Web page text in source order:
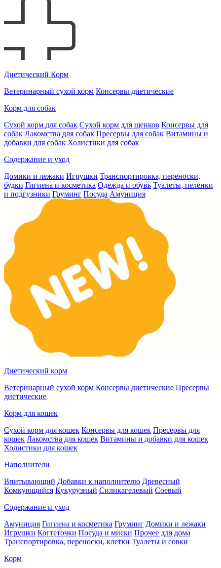
Диетический Корм
Ветеринарный сухой корм Консервы диетические
Корм для собак
Сухой корм для собак Сухой корм для щенков Консервы для
собак Лакомства для собак Пресервы для собак Витамины и
добавки для собак Холистики для собак
Содержание и уход
Домики и лежаки Игрушки Транспортировка, переноски,
будки Гигиена и косметика Одежда и обувь Туалеты, пеленки
и подгузники Груминг Посуда Амуниция
Диетический корм
Ветеринарный сухой корм Консервы диетические Пресервы
диетические
Корм для кошек
Сухой корм для кошек Консервы для кошек Пресервы для
кошек Лакомства для кошек Витамины и добавки для кошек
Холистики для кошек
Наполнители
Впитывающий Добавки к наполнителю Древесный
Комкующийся Кукурузный Силикагелевый Соевый
Содержание и уход
Амуниция Гигиена и косметика Груминг Домики и лежаки
Игрушки Когтеточки Посуда и миски Прочее для дома
Транспортировка, переноски, клетки Туалеты и совки
Корм